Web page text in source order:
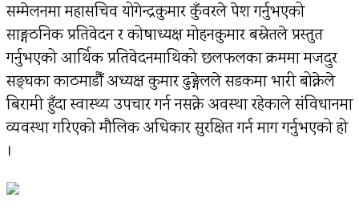
सम्मेलनमा महासचिव योगेन्द्रकुमार कुँवरले पेश गर्नुभएको
साङ्गठनिक प्रतिवेदन र कोषाध्यक्ष मोहनकुमार बस्नेतले प्रस्तुत
गर्नुभएको आर्थिक प्रतिवेदनमाथिको छलफलका क्रममा मजदुर
सङ्घका काठमाडौँ अध्यक्ष कुमार ढुङ्गेलले सडकमा भारी बोक्नेले
बिरामी हुँदा स्वास्थ्य उपचार गर्न नसक्ने अवस्था रहेकाले संविधानमा
व्यवस्था गरिएको मौलिक अधिकार सुरक्षित गर्न माग गर्नुभएको हो
।